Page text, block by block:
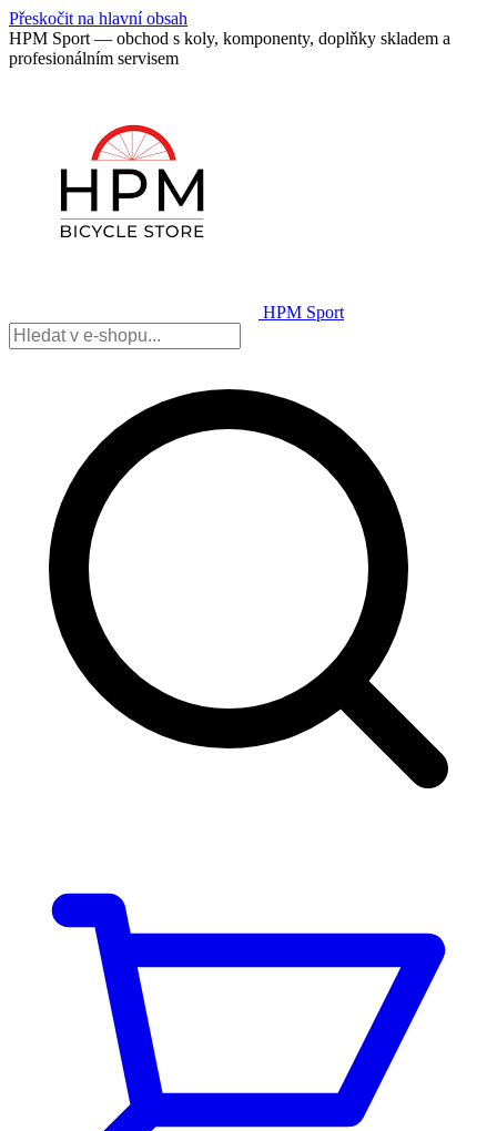
Přeskočit na hlavní obsah
HPM Sport — obchod s koly, komponenty, doplňky skladem a
profesionálním servisem
HPM Sport